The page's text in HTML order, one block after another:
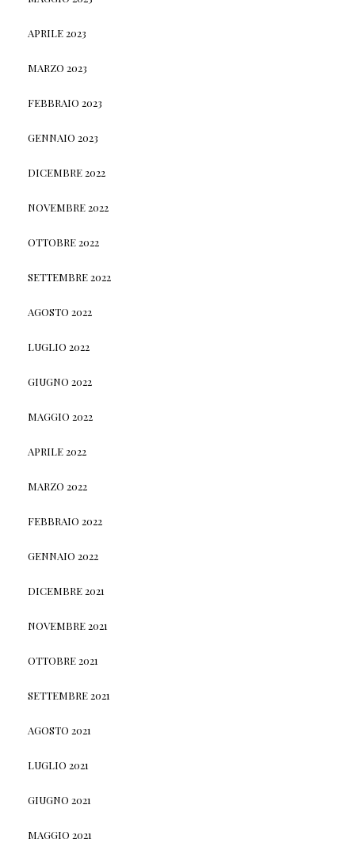
APRILE 2023
MARZO 2023
FEBBRAIO 2023
GENNAIO 2023
DICEMBRE 2022
NOVEMBRE 2022
OTTOBRE 2022
SETTEMBRE 2022
AGOSTO 2022
LUGLIO 2022
GIUGNO 2022
MAGGIO 2022
APRILE 2022
MARZO 2022
FEBBRAIO 2022
GENNAIO 2022
DICEMBRE 2021
NOVEMBRE 2021
OTTOBRE 2021
SETTEMBRE 2021
AGOSTO 2021
LUGLIO 2021
GIUGNO 2021
MAGGIO 2021